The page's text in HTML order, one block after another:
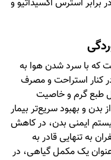
برابر استرس اکسیداتیو و
که با سرد شدن هوا به
کنار استراحت و مصرف
طبع گرم و خاصیت
بدن و بهبود سریع‌تر بیمار
ایمنی بدن، در کاهش
به تنهایی قادر به
یک مکمل گیاهی، در